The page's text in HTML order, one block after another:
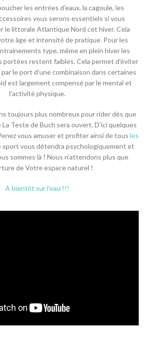
les entrées d’eaux, la cagoule, les
vous serons essentiels si vous
le littorale Atlantique Nord cet hiver. Cela
âge et intensité de pratique. Pour les
type, même en plein hiver les
portées restent faibles. Cela permet d’éviter
le port d’une combinaison dans certaines
est largement compensé par le mental et
l’activité physique.
toujours plus nombreux pour rider dès que
La Teste de Buch sera ouvert. D’ici quelques
vous amuser et profiter ainsi de tous les
sport vous détendra psychologiquement et
sommes là ! Nous n’attendons plus que
de Votre espace naturel !
A bientôt sur l’eau !!!